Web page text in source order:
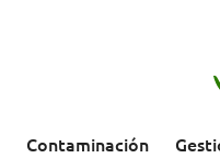
Contaminación